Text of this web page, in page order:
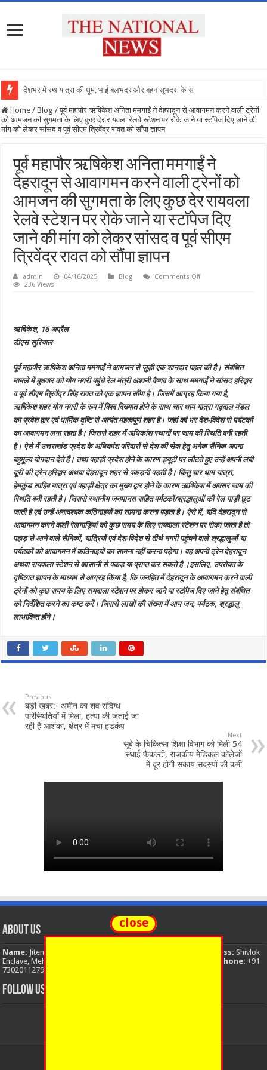
देशभर में रथ यात्रा की धूम, भाई बलभद्र और बहन सुभद्रा के साथ र
Home / Blog / पूर्व महापौर ऋषिकेश अनिता ममगाईं ने देहरादून से आवागमन करने वाली ट्रेनों
को आमजन की सुगमता के लिए कुछ देर रायवला रेलवे स्टेशन पर रोके जाने या स्टॉपेज दिए जाने की
मांग को लेकर सांसद व पूर्व सीएम त्रिवेंद्र रावत को सौंपा ज्ञापन
पूर्व महापौर ऋषिकेश अनिता ममगाईं ने
देहरादून से आवागमन करने वाली ट्रेनों को
आमजन की सुगमता के लिए कुछ देर रायवला
रेलवे स्टेशन पर रोके जाने या स्टॉपेज दिए
जाने की मांग को लेकर सांसद व पूर्व सीएम
त्रिवेंद्र रावत को सौंपा ज्ञापन
admin 04/16/2025 Blog Comments Offon
वाली
ट्रेनों
को
आमजन
की
के
लिए
कुछ
देर
रेलवे
स्टेशन
पर
रोके
जाने
या
स्टॉपेज
दिए
जाने
की
मांग
लेकर
सांसद
व
पूर्व
सीएम
त्रिवेंद्र
रावत
को
सौंपा
236 Views
ऋषिकेश, 16 अप्रैल
डीएस सुरियाल
पूर्व महापौर ऋषिकेश अनिता ममगाईं ने आमजन से जुड़ी एक शानदार पहल की है। संबंधित
मामले में बुधवार को योग नगरी पहुंचे रेल मंत्री अश्वनी वैष्णव के साथ ममगाईं ने सांसद हरिद्वार
व पूर्व सीएम त्रिवेंद्र सिंह रावत को एक ज्ञापन सौंपा है। जिसमें आग्रह किया गया है,
ऋषिकेश शहर योग नगरी के रूप में विश्व विख्यात होने के साथ चार धाम यात्रा गढ़वाल मंडल
का प्रवेश द्वार एवं धार्मिक दृष्टि से अत्यंत महत्वपूर्ण शहर है। जहां वर्ष भर देश-विदेश से पर्यटकों
का आवागमन लगा रहता है। जिससे शहर में अधिकांश स्थानों पर जाम की स्थिति बनी रहती
है। ऐसे में उत्तराखंड प्रदेश के अधिकांश परिवारों से देश की सेवा हेतु अनेक सैनिक अपना
बहुमूल्य योगदान देते हैं। तथा पहाड़ी प्रदेश होने के कारण ड्यूटी पर लौटते हुए उन्हें अपनी लंबी
दूरी की ट्रेन हरिद्वार अथवा देहरादून शहर से पकड़नी पड़ती है। किंतु चार धाम यात्रा,
हेमकुंड साहिब यात्रा एवं पहाड़ी क्षेत्र का मुख्य द्वार होने के कारण ऋषिकेश में अक्सर जाम की
स्थिति बनी रहती है। जिससे स्थानीय जनमानस सहित पर्यटकों/श्रद्धालुओं की रेल गाड़ी छूट
जाती है एवं उन्हें अनावश्यक कठिनाइयों का सामना करना पड़ता है। ऐसे में, यदि देहरादून से
आवागमन करने वाली रेलगाड़ियां को कुछ समय के लिए रायवाला स्टेशन पर रोका जाता है तो
पहाड़ से आने वाले सैनिकों, यात्रियों एवं देश-विदेश से तीर्थ नगरी पहुंचने वाले श्रद्धालुओं या
पर्यटकों को आवागमन में कठिनाइयों का सामना नहीं करना पड़ेगा। वह अपनी ट्रेन देहरादून
अथवा रायवाला स्टेशन से आसानी से पकड़ या प्राप्त कर सकते हैं ।इसलिए, उपरोक्त के
दृष्टिगत ज्ञापन के माध्यम से आग्रह किया है, कि जनहित में देहरादून के आवागमन करने वाली
ट्रेनों को कुछ समय के लिए रायवाला स्टेशन पर होकर जाने या स्टॉपेज दिए जाने हेतु संबंधित
को निर्देशित करने का कष्ट करें। जिससे लाखों की संख्या में आम जन, पर्यटक, श्रद्धालु
लाभाविन्त होंगे।
Previous
बड़ी खबर:- अमीन का शव संदिग्ध
परिस्थितियों में मिला, हत्या की जताई जा
रही है आशंका, क्षेत्र में मचा हडकंप
Next
सूबे के चिकित्सा शिक्षा विभाग को मिली 54
स्थाई फैकल्टी, राजकीय मेडिकल कॉलेजों
में दूर होगी संकाय सदस्यों की कमी
About Us
Name: Jitendra Singh Address: Shivlok
Enclave, Mehuwala Mafi, Dehradun, Uttarakhand, 248001, India
Phone: +91
7302011279
FOLLOW US
close